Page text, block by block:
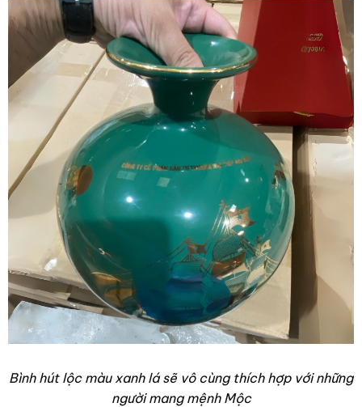
Bình hút lộc màu xanh lá sẽ vô cùng thích hợp với những
người mang mệnh Mộc